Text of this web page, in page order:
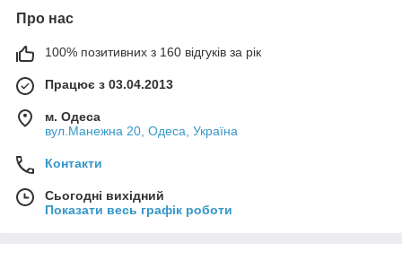
Про нас
100% позитивних з 160 відгуків за рік
Працює з 03.04.2013
м. Одеса
вул.Манежна 20, Одеса, Україна
Контакти
Сьогодні вихідний
Показати весь графік роботи